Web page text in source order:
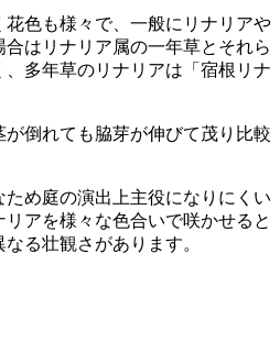
花色も様々で、一般にリナリアや
はリナリア属の一年草とそれら
多年草のリナリアは「宿根リナ
倒れても脇芽が伸びて茂り比較
ため庭の演出上主役になりにくい
アを様々な色合いで咲かせると
る壮観さがあります。